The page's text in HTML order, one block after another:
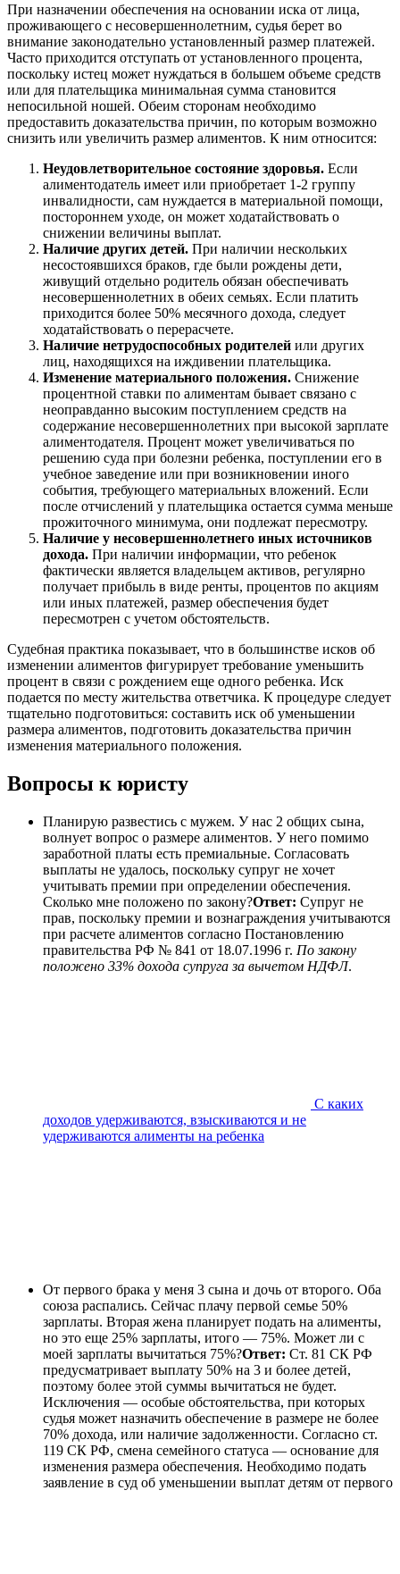
При назначении обеспечения на основании иска от лица,
проживающего с несовершеннолетним, судья берет во
внимание законодательно установленный размер платежей.
Часто приходится отступать от установленного процента,
поскольку истец может нуждаться в большем объеме средств
или для плательщика минимальная сумма становится
непосильной ношей. Обеим сторонам необходимо
предоставить доказательства причин, по которым возможно
снизить или увеличить размер алиментов. К ним относится:
Неудовлетворительное состояние здоровья. Если
алиментодатель имеет или приобретает 1-2 группу
инвалидности, сам нуждается в материальной помощи,
постороннем уходе, он может ходатайствовать о
снижении величины выплат.
Наличие других детей. При наличии нескольких
несостоявшихся браков, где были рождены дети,
живущий отдельно родитель обязан обеспечивать
несовершеннолетних в обеих семьях. Если платить
приходится более 50% месячного дохода, следует
ходатайствовать о перерасчете.
Наличие нетрудоспособных родителей или других
лиц, находящихся на иждивении плательщика.
Изменение материального положения. Снижение
процентной ставки по алиментам бывает связано с
неоправданно высоким поступлением средств на
содержание несовершеннолетних при высокой зарплате
алиментодателя. Процент может увеличиваться по
решению суда при болезни ребенка, поступлении его в
учебное заведение или при возникновении иного
события, требующего материальных вложений. Если
после отчислений у плательщика остается сумма меньше
прожиточного минимума, они подлежат пересмотру.
Наличие у несовершеннолетнего иных источников
дохода. При наличии информации, что ребенок
фактически является владельцем активов, регулярно
получает прибыль в виде ренты, процентов по акциям
или иных платежей, размер обеспечения будет
пересмотрен с учетом обстоятельств.
Судебная практика показывает, что в большинстве исков об
изменении алиментов фигурирует требование уменьшить
процент в связи с рождением еще одного ребенка. Иск
подается по месту жительства ответчика. К процедуре следует
тщательно подготовиться: составить иск об уменьшении
размера алиментов, подготовить доказательства причин
изменения материального положения.
Вопросы к юристу
Планирую развестись с мужем. У нас 2 общих сына,
волнует вопрос о размере алиментов. У него помимо
заработной платы есть премиальные. Согласовать
выплаты не удалось, поскольку супруг не хочет
учитывать премии при определении обеспечения.
Сколько мне положено по закону?Ответ: Супруг не
прав, поскольку премии и вознаграждения учитываются
при расчете алиментов согласно Постановлению
правительства РФ № 841 от 18.07.1996 г. По закону
положено 33% дохода супруга за вычетом НДФЛ.
С каких
доходов удерживаются, взыскиваются и не
удерживаются алименты на ребенка
От первого брака у меня 3 сына и дочь от второго. Оба
союза распались. Сейчас плачу первой семье 50%
зарплаты. Вторая жена планирует подать на алименты,
но это еще 25% зарплаты, итого — 75%. Может ли с
моей зарплаты вычитаться 75%?Ответ: Ст. 81 СК РФ
предусматривает выплату 50% на 3 и более детей,
поэтому более этой суммы вычитаться не будет.
Исключения — особые обстоятельства, при которых
судья может назначить обеспечение в размере не более
70% дохода, или наличие задолженности. Согласно ст.
119 СК РФ, смена семейного статуса — основание для
изменения размера обеспечения. Необходимо подать
заявление в суд об уменьшении выплат детям от первого